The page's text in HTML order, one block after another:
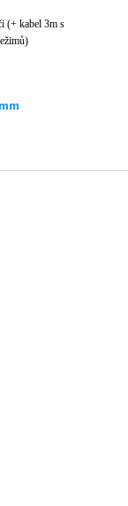
(+ kabel 3m s
žimů)